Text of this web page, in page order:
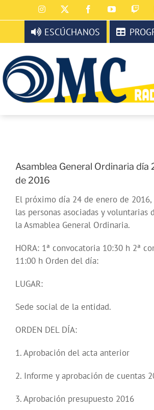
al
contenido
Instagram FacebookYouTube
ESCÚCHANOS
Asamblea General Ordinaria día
de 2016
El próximo día 24 de enero de 2016,
las personas asociadas y voluntarias
la Asmablea General Ordinaria.
HORA: 1ª convocatoria 10:30 h 2ª
11:00 h Orden del día:
LUGAR:
Sede social de la entidad.
ORDEN DEL DÍA:
1. Aprobación del acta anterior
2. Informe y aprobación de cuentas
3. Aprobación presupuesto 2016